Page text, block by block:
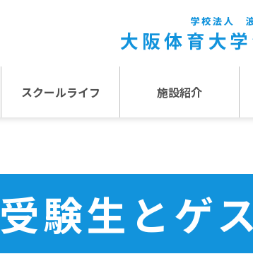
スクールライフ 施設紹介
受験生とゲ